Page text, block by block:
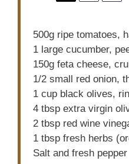
500g ripe tomatoes,
1 large cucumber,
150g feta cheese,
1/2 small red onion,
1 cup black olives,
4 tbsp extra virgin
2 tbsp red wine
1 tbsp fresh herbs
Salt and fresh pepper